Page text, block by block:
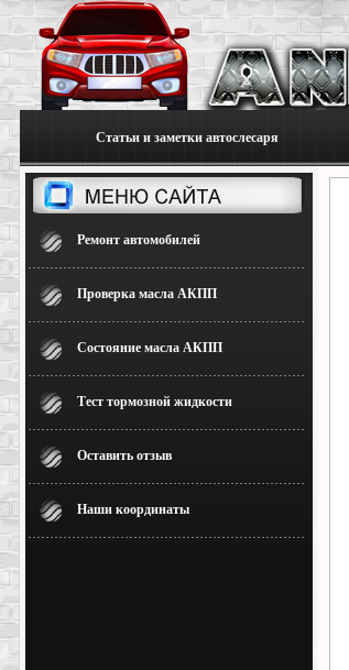
Статьи и заметки автослесаря
Ремонт автомобилей
Проверка масла АКПП
Состояние масла АКПП
Тест тормозной жидкости
Оставить отзыв
Наши координаты